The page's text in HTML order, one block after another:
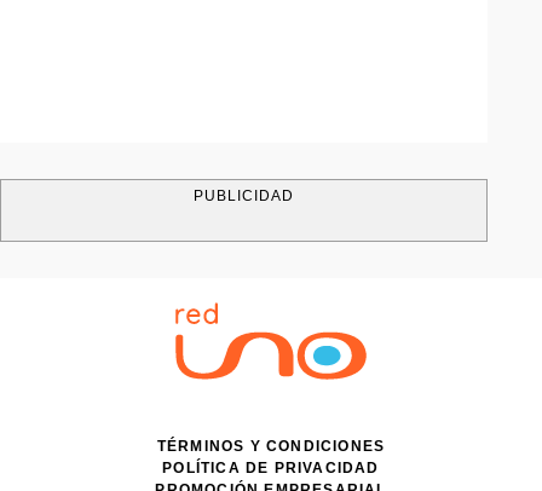
PUBLICIDAD
TÉRMINOS Y CONDICIONES
POLÍTICA DE PRIVACIDAD